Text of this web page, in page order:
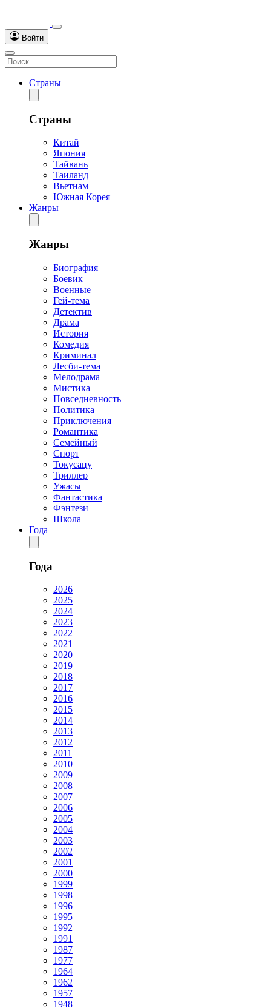
Войти
Страны
Страны
Китай
Япония
Тайвань
Таиланд
Вьетнам
Южная Корея
Жанры
Жанры
Биография
Боевик
Военные
Гей-тема
Детектив
Драма
История
Комедия
Криминал
Лесби-тема
Мелодрама
Мистика
Повседневность
Политика
Приключения
Романтика
Семейный
Спорт
Токусацу
Триллер
Ужасы
Фантастика
Фэнтези
Школа
Года
Года
2026
2025
2024
2023
2022
2021
2020
2019
2018
2017
2016
2015
2014
2013
2012
2011
2010
2009
2008
2007
2006
2005
2004
2003
2002
2001
2000
1999
1998
1996
1995
1992
1991
1987
1977
1964
1962
1957
1948